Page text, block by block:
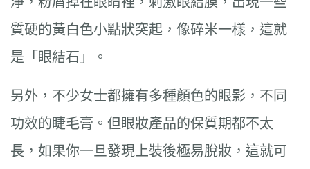
質硬的黃白色小點狀突起，像碎米一樣，這就
是「眼結石」。
另外，不少女士都擁有多種顏色的眼影，不同
功效的睫毛膏。但眼妝產品的保質期都不太
長，如果你一旦發現上裝後極易脫妝，這就可